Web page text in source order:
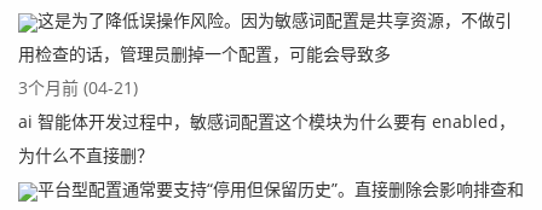
这是为了降低误操作风险。因为敏感词配置是共享资源，不做引
用检查的话，管理员删掉一个配置，可能会导致多
3个月前 (04-21)
ai 智能体开发过程中，敏感词配置这个模块为什么要有 enabled，
为什么不直接删？
平台型配置通常要支持“停用但保留历史”。直接删除会影响排查和